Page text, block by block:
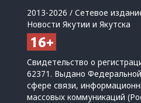
2013-2026 / Сетевое
Новости Якутии и Якутска
Свидетельство о
62371. Выдано
сфере связи,
массовых коммуникаций